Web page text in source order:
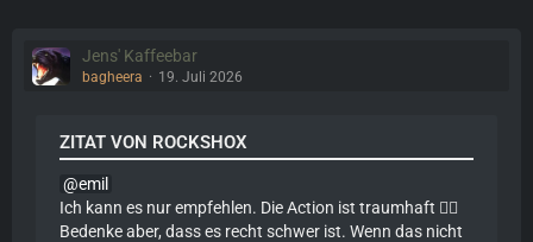
Jens' Kaffeebar
bagheera 19. Juli 2026
ZITAT VON ROCKSHOX
emil
Ich kann es nur empfehlen. Die Action ist traumhaft 👍🏻
Bedenke aber, dass es recht schwer ist. Wenn das nicht